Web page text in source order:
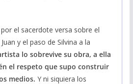
el sacerdote versa sobre el
y el paso de Silvina a la
lo sobrevive su obra, a ella
el respeto que supo construir
medios. Y ni siquiera los